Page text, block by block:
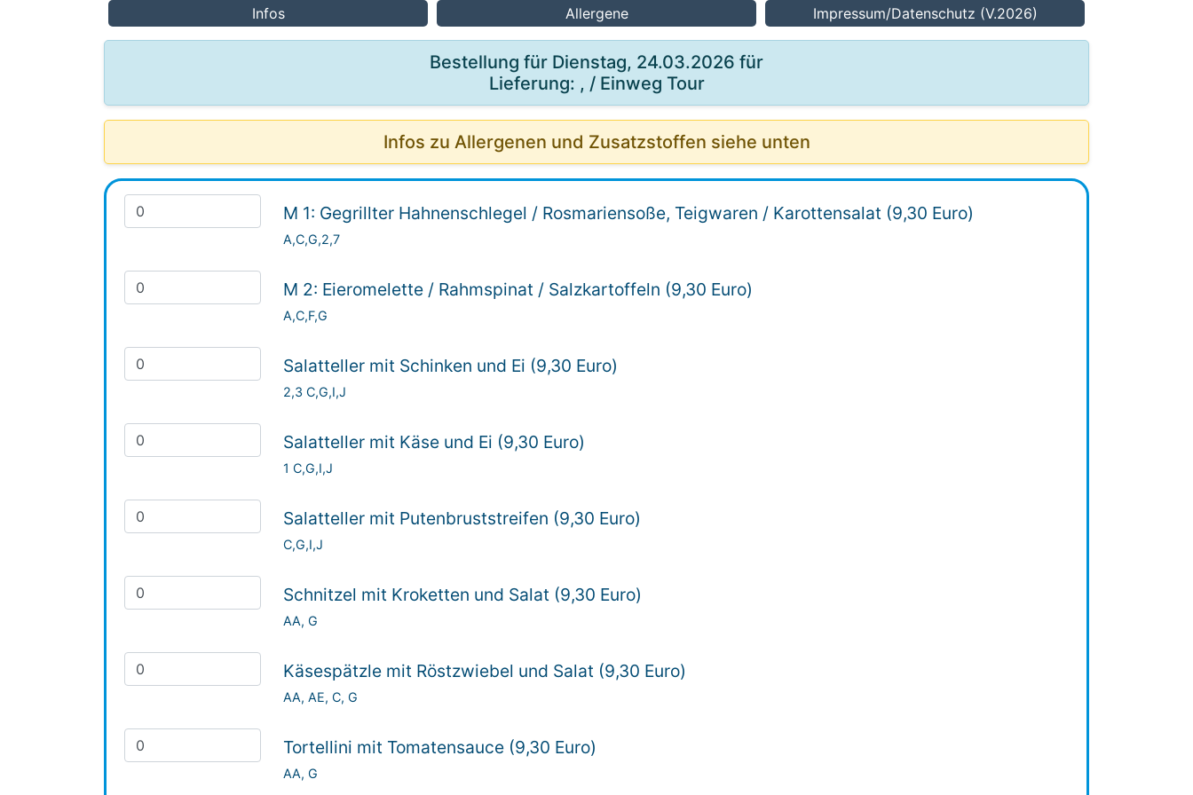
Infos Allergene Impressum/Datenschutz (V.2026)
Bestellung für Dienstag, 24.03.2026 für
Lieferung: , / Einweg Tour
Infos zu Allergenen und Zusatzstoffen siehe unten
M 1: Gegrillter Hahnenschlegel / Rosmariensoße, Teigwaren / Karottensalat (9,30 Euro)
A,C,G,2,7
M 2: Eieromelette / Rahmspinat / Salzkartoffeln (9,30 Euro)
A,C,F,G
Salatteller mit Schinken und Ei (9,30 Euro)
2,3 C,G,I,J
Salatteller mit Käse und Ei (9,30 Euro)
1 C,G,I,J
Salatteller mit Putenbruststreifen (9,30 Euro)
C,G,I,J
Schnitzel mit Kroketten und Salat (9,30 Euro)
AA, G
Käsespätzle mit Röstzwiebel und Salat (9,30 Euro)
AA, AE, C, G
Tortellini mit Tomatensauce (9,30 Euro)
AA, G